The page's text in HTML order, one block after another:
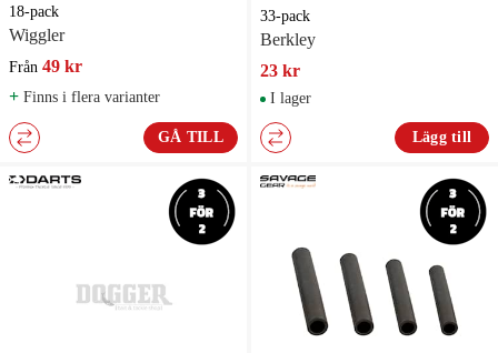
18-pack
Wiggler
Från 49 kr
+ Finns i flera varianter
GÅ TILL
33-pack
Berkley
23 kr
I lager
Lägg till